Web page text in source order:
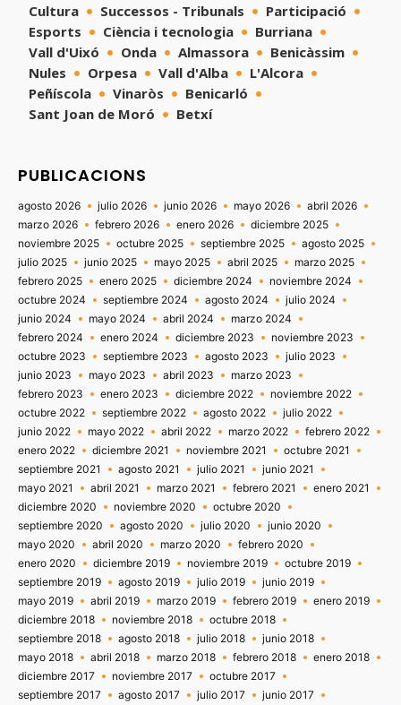
Cultura
Successos - Tribunals
Participació
Esports
Ciència i tecnologia
Burriana
Vall d'Uixó
Onda Almassora
Benicàssim
Nules
Orpesa Vall d'Alba
L'Alcora
Peñíscola
Vinaròs
Benicarló
Sant Joan de Moró
Betxí
PUBLICACIONS
agosto 2026 julio 2026 junio 2026 mayo 2026
abril 2026
marzo 2026
febrero 2026 enero 2026
diciembre 2025
noviembre 2025
octubre 2025 septiembre 2025
agosto 2025
julio 2025
junio 2025 mayo 2025 abril 2025
marzo 2025
febrero 2025
enero 2025 diciembre 2024
noviembre 2024
octubre 2024
septiembre 2024 agosto 2024
julio 2024
junio 2024
mayo 2024 abril 2024
marzo 2024
febrero 2024
enero 2024 diciembre 2023
noviembre 2023
octubre 2023
septiembre 2023 agosto 2023
julio 2023
junio 2023
mayo 2023 abril 2023
marzo 2023
febrero 2023
enero 2023 diciembre 2022
noviembre 2022
octubre 2022
septiembre 2022 agosto 2022
julio 2022
junio 2022
mayo 2022 abril 2022 marzo 2022
febrero 2022
enero 2022
diciembre 2021 noviembre 2021
octubre 2021
septiembre 2021
agosto 2021 julio 2021
junio 2021
mayo 2021
abril 2021 marzo 2021 febrero 2021
enero 2021
diciembre 2020
noviembre 2020
octubre 2020
septiembre 2020
agosto 2020 julio 2020
junio 2020
mayo 2020
abril 2020 marzo 2020
febrero 2020
enero 2020
diciembre 2019 noviembre 2019
octubre 2019
septiembre 2019
agosto 2019 julio 2019
junio 2019
mayo 2019
abril 2019 marzo 2019 febrero 2019
enero 2019
diciembre 2018
noviembre 2018
octubre 2018
septiembre 2018
agosto 2018 julio 2018
junio 2018
mayo 2018
abril 2018 marzo 2018 febrero 2018
enero 2018
diciembre 2017
noviembre 2017
octubre 2017
septiembre 2017
agosto 2017 julio 2017
junio 2017